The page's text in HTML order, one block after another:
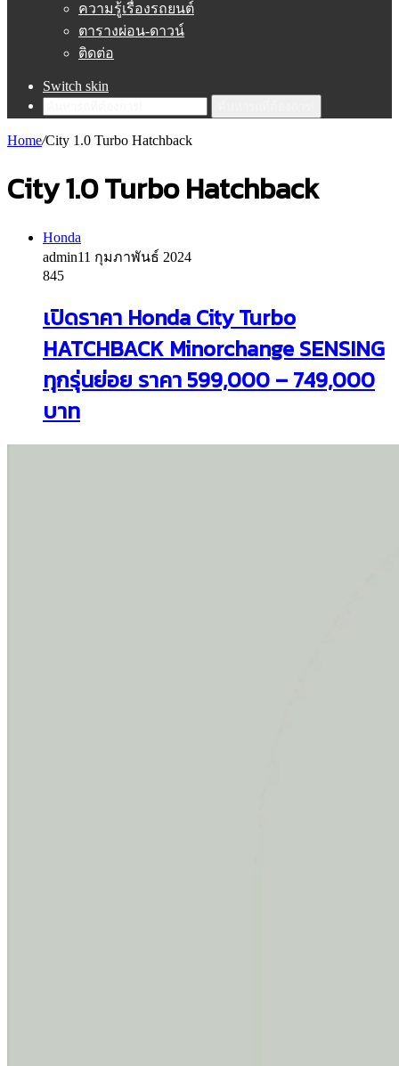
ความรู้เรื่องรถยนต์
ตารางผ่อน-ดาวน์
ติดต่อ
Switch skin
Home/City 1.0 Turbo Hatchback
City 1.0 Turbo Hatchback
Honda
admin11 กุมภาพันธ์ 2024
845
เปิดราคา Honda City Turbo
HATCHBACK Minorchange SENSING
ทุกรุ่นย่อย ราคา 599,000 – 749,000
บาท